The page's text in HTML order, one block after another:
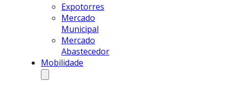
Expotorres
Mercado
Municipal
Mercado
Abastecedor
Mobilidade